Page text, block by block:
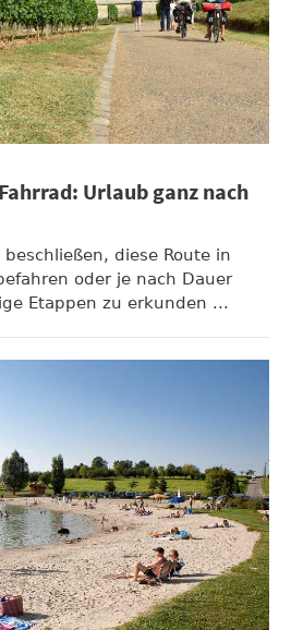
Urlaub ganz nach
diese Route in
oder je nach Dauer
Etappen zu erkunden ...